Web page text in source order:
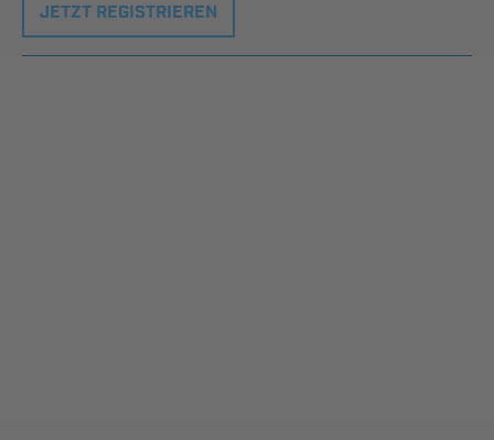
JETZT REGISTRIEREN